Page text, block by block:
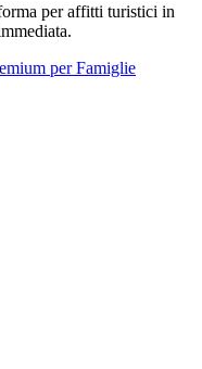
per affitti turistici in
per Famiglie